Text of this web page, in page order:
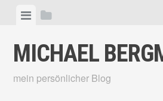
Skip
content
ViewView
MICHAEL
mein persönlicher Blog